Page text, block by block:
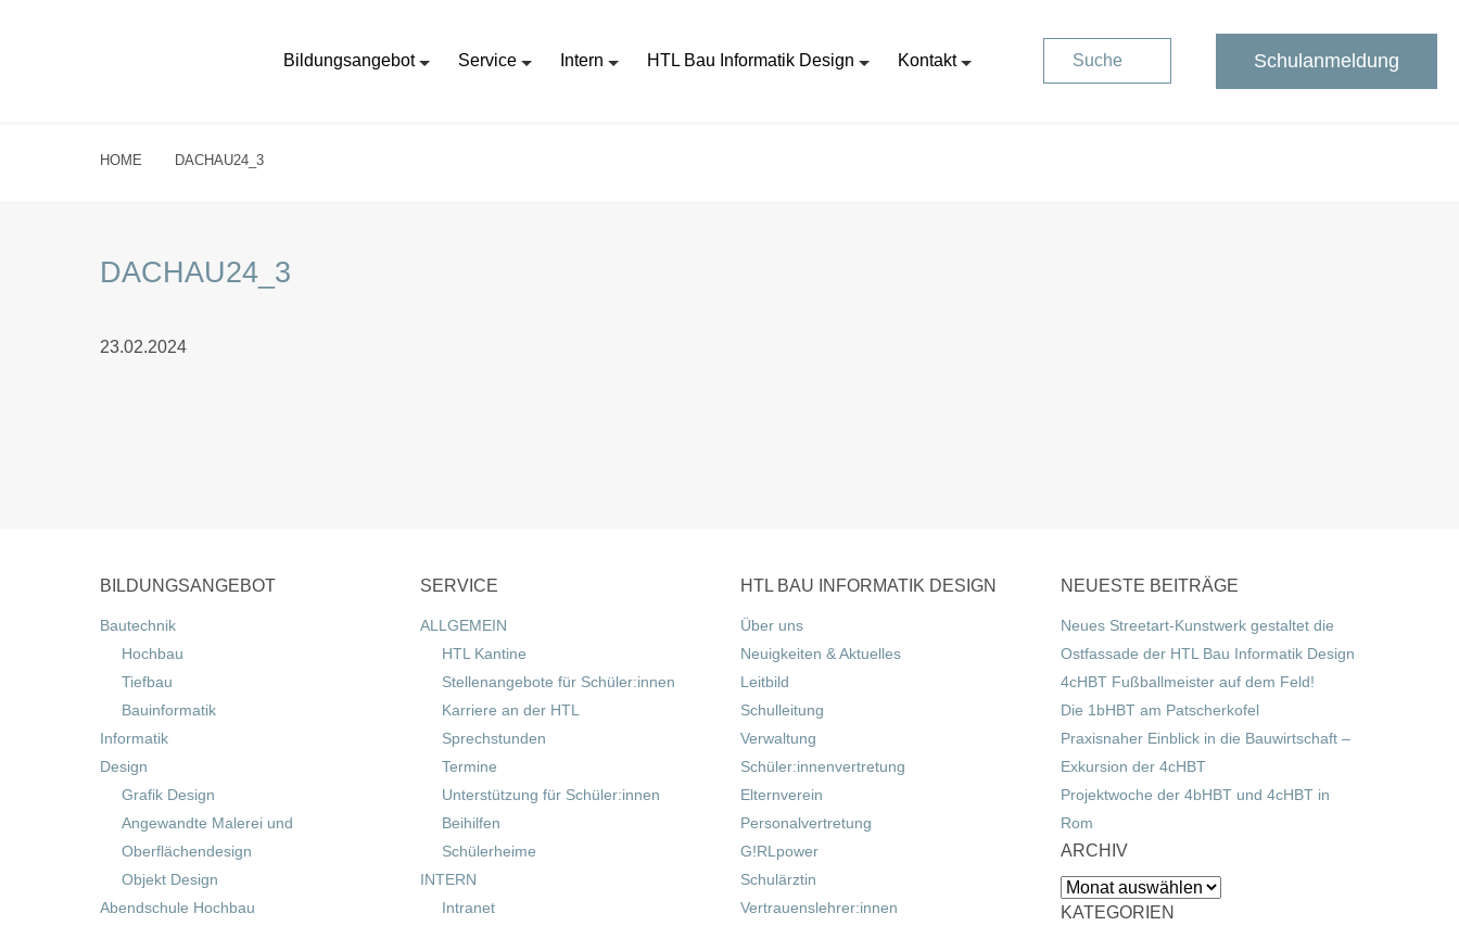
Bildungsangebot Service Intern HTL Bau Informatik Design Kontakt Suche Schulanmeldung
HOME DACHAU24_3
DACHAU24_3
23.02.2024
BILDUNGSANGEBOT
Bautechnik
Hochbau
Tiefbau
Bauinformatik
Informatik
Design
Grafik Design
Angewandte Malerei und
Oberflächendesign
Objekt Design
Abendschule Hochbau
SERVICE
ALLGEMEIN
HTL Kantine
Stellenangebote für Schüler:innen
Karriere an der HTL
Sprechstunden
Termine
Unterstützung für Schüler:innen
Beihilfen
Schülerheime
INTERN
Intranet
HTL BAU INFORMATIK DESIGN
Über uns
Neuigkeiten & Aktuelles
Leitbild
Schulleitung
Verwaltung
Schüler:innenvertretung
Elternverein
Personalvertretung
G!RLpower
Schulärztin
Vertrauenslehrer:innen
NEUESTE BEITRÄGE
Neues Streetart-Kunstwerk gestaltet die
Ostfassade der HTL Bau Informatik Design
4cHBT Fußballmeister auf dem Feld!
Die 1bHBT am Patscherkofel
Praxisnaher Einblick in die Bauwirtschaft –
Exkursion der 4cHBT
Projektwoche der 4bHBT und 4cHBT in
Rom
ARCHIV
Archiv
KATEGORIEN